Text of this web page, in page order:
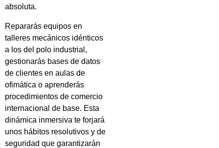
absoluta.
Repararás equipos en
talleres mecánicos idénticos
a los del polo industrial,
gestionarás bases de datos
de clientes en aulas de
ofimática o aprenderás
procedimientos de comercio
internacional de base. Esta
dinámica inmersiva te forjará
unos hábitos resolutivos y de
seguridad que garantizarán